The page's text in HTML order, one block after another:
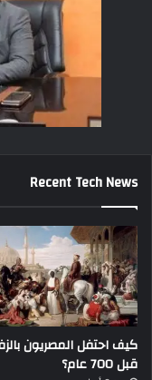
Recent Tech News
كيف احتفل المصريون
قبل 700 عام؟